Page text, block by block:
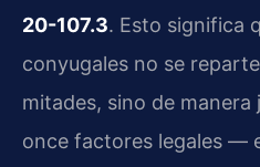
20-107.3. Esto significa
conyugales no se
mitades, sino de
once factores legales —